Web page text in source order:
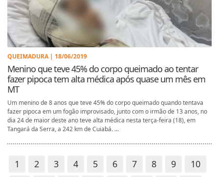
QUEIMADURA | 18/06/2019
Menino que teve 45% do corpo queimado ao tentar
fazer pipoca tem alta médica após quase um mês em
MT
Um menino de 8 anos que teve 45% do corpo queimado quando tentava
fazer pipoca em um fogão improvisado, junto com o irmão de 13 anos, no
dia 24 de maior deste ano teve alta médica nesta terça-feira (18), em
Tangará da Serra, a 242 km de Cuiabá. ...
1 2 3 4 5 6 7 8 9
10